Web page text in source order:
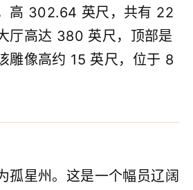
高 302.64 英尺，共有 22
厅高达 380 英尺，顶部是
雕像高约 15 英尺，位于 8
孤星州。这是一个幅员辽阔